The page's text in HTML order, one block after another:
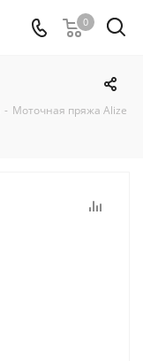
0
- Моточная пряжа Alize